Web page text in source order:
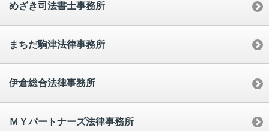
めざき司法書士事務所
まちだ駒津法律事務所
伊倉総合法律事務所
ＭＹパートナーズ法律事務所